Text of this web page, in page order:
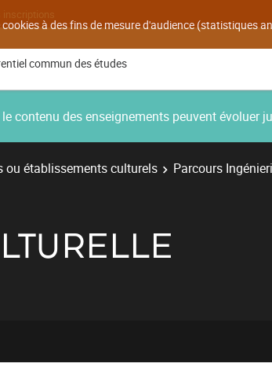
à des fins de mesure d'audience (statistiques
commun des études
des enseignements peuvent évoluer
ou établissements culturels
Parcours